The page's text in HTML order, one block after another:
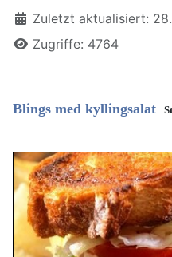
DetailsZuletzt aktualisiert:
Zugriffe: 4764
Blings med kyllingsalat